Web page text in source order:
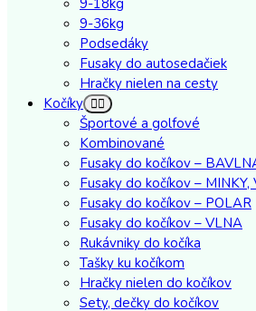
9-36kg
Podsedáky
Fusaky do autosedačiek
Hračky nielen na cesty
Kočíky
Športové a golfové
Kombinované
Fusaky do kočíkov –
Fusaky do kočíkov – MINKY,
Fusaky do kočíkov – POLAR
Fusaky do kočíkov – VLNA
Rukávniky do kočíka
Tašky ku kočíkom
Hračky nielen do kočíkov
Sety, dečky do kočíkov